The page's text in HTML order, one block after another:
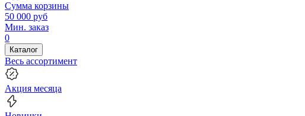
Сумма корзины
50 000 руб
Мин. заказ
0
Каталог
Весь ассортимент
Акция месяца